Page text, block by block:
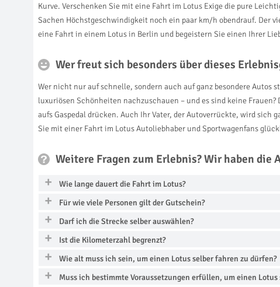
Kurve. Verschenken Sie mit eine Fahrt im Lotus Exige die pure
Sachen Höchstgeschwindigkeit noch ein paar km/h obendrauf. Der
eine Fahrt in einem Lotus in Berlin und begeistern Sie einen Ihrer
Wer freut sich besonders über dieses
Wer nicht nur auf schnelle, sondern auch auf ganz besondere
luxuriösen Schönheiten nachzuschauen – und es sind keine
aufs Gaspedal drücken. Auch Ihr Vater, der Autoverrückte, wird sich
Sie mit einer Fahrt im Lotus Autoliebhaber und Sportwagenfans
Weitere Fragen zum Erlebnis? Wir haben die
Wie lange dauert die Fahrt im Lotus?
Für wie viele Personen gilt der Gutschein?
Darf ich die Strecke selber auswählen?
Ist die Kilometerzahl begrenzt?
Wie alt muss ich sein, um einen Lotus selber fahren zu dürfen?
Muss ich bestimmte Voraussetzungen erfüllen, um einen